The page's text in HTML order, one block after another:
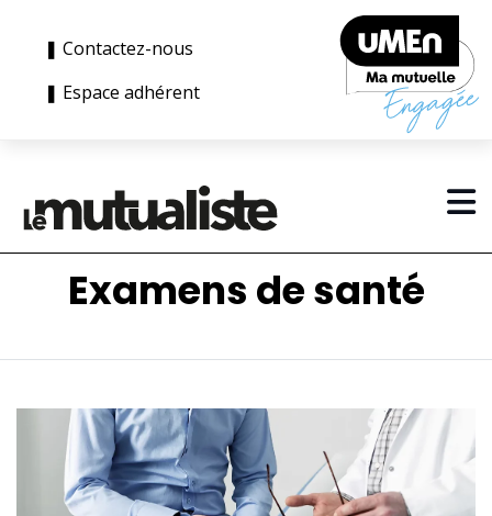
❚ Contactez-nous
❚ Espace adhérent
Examens de santé